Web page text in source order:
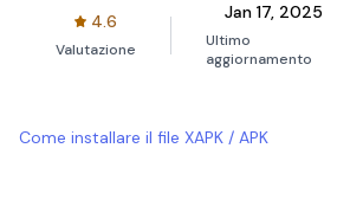
4.6
Valutazione
Jan 17, 2025
Ultimo
aggiornamento
Come installare il file XAPK / APK